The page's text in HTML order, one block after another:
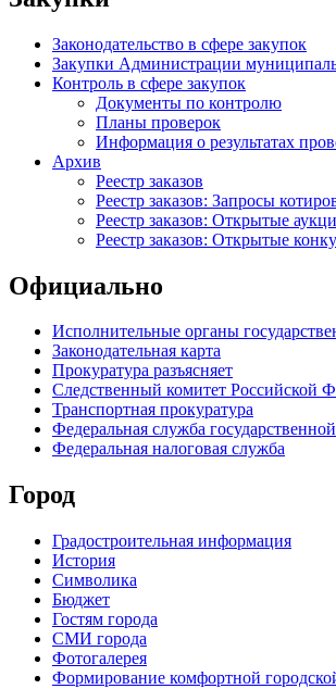
Законодательство в сфере закупок
Закупки Администрации
Контроль в сфере закупок
Документы по контролю
Планы проверок
Информация о результатах
Архив
Реестр заказов
Реестр заказов: Запросы
Реестр заказов: Открытые
Реестр заказов: Открытые
Официально
Исполнительные органы
Законодательная карта
Прокуратура разъясняет
Следственный комитет Российской
Транспортная прокуратура
Федеральная служба
Федеральная налоговая служба
Город
Градостроительная информация
История
Символика
Бюджет
Гостям города
СМИ города
Фотогалерея
Формирование комфортной